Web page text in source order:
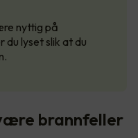
nyttig på
du lyset slik at du
brannfeller